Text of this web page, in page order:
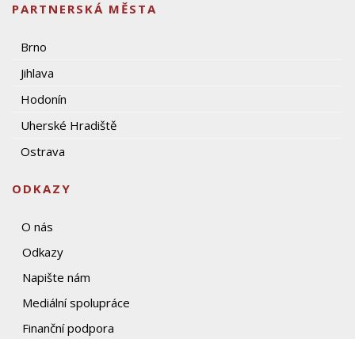
PARTNERSKÁ MĚSTA
Brno
Jihlava
Hodonín
Uherské Hradiště
Ostrava
ODKAZY
O nás
Odkazy
Napište nám
Mediální spolupráce
Finanční podpora